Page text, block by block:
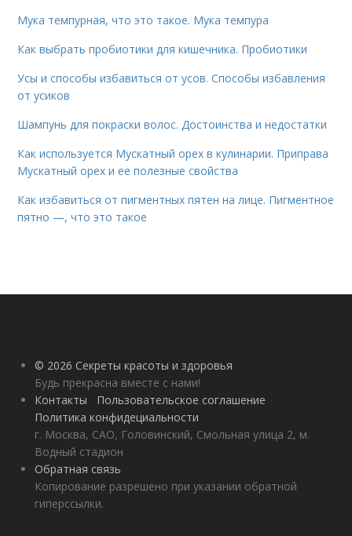
Мука темпурная, что это такое. Мука темпура
Как выбрать пробиотики для кишечника. Пробиотики
Усы и способы избавиться от усов. Способы избавления
от усиков
Шампунь для покраски волос. Достоинства и недостатки
Как используется Мускатный орех в кулинарии. Приправа
Мускатный орех и ее полезные свойства
Как избавиться от пигментных пятен на лице. Пигментное
пятно —, что это такое
© 2026 Секреты красоты и здоровья
Будь прекрасна вместе с нами!
Контакты
Пользовательское соглашение
Политика конфидециальности
г. Москва, САО, Головинский, Смольная улица 2, м.
Водный стадион
Обратная связь
Копирование разрешено при указании обратной
гиперссылки.